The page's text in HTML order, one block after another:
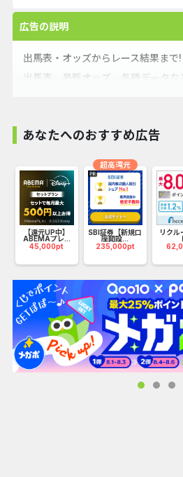
広告の説明
出馬表・オッズからレース結果まで
出馬表、最新オッズ、各種データな
宝塚記念、秋のビッグレース天皇賞
記念まで、欲しいデータが思いのま
話題のWIN5では、様々なアプロー
し、ピッタリな買い目が必ず見つか
あなたへのおすすめ広告
【還元UP中】
ABEMAプレ...
45,000pt
SBI証券【新規口
座開設...
235,000pt
超高還元
リクル